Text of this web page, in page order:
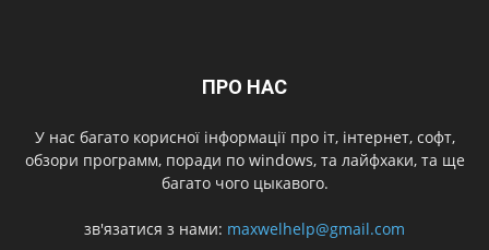
ПРО НАС
У нас багато корисної інформації про іт, інтернет, софт,
обзори программ, поради по windows, та лайфхаки, та ще
багато чого цыкавого.
зв'язатися з нами: maxwelhelp@gmail.com